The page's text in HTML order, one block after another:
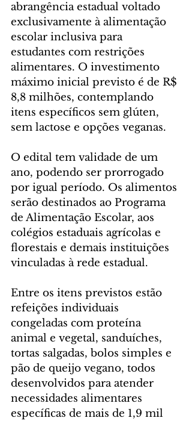
abrangência estadual voltado
exclusivamente à alimentação
escolar inclusiva para
estudantes com restrições
alimentares. O investimento
máximo inicial previsto é de R$
8,8 milhões, contemplando
itens específicos sem glúten,
sem lactose e opções veganas.
O edital tem validade de um
ano, podendo ser prorrogado
por igual período. Os alimentos
serão destinados ao Programa
de Alimentação Escolar, aos
colégios estaduais agrícolas e
florestais e demais instituições
vinculadas à rede estadual.
Entre os itens previstos estão
refeições individuais
congeladas com proteína
animal e vegetal, sanduíches,
tortas salgadas, bolos simples e
pão de queijo vegano, todos
desenvolvidos para atender
necessidades alimentares
específicas de mais de 1,9 mil